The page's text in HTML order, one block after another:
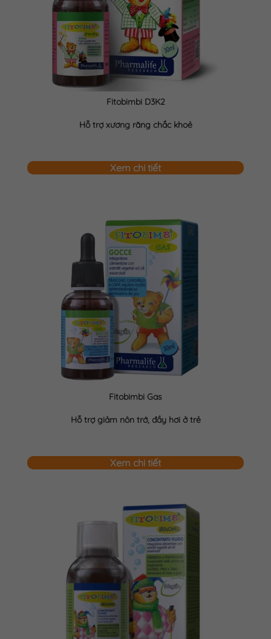
Fitobimbi D3K2
Hỗ trợ xương răng chắc khoẻ
Xem chi tiết
Fitobimbi Gas
Hỗ trợ giảm nôn trớ, đầy hơi ở trẻ
Xem chi tiết